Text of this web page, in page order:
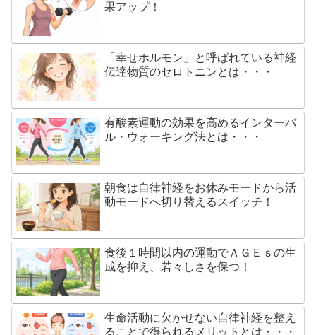
果アップ！
「幸せホルモン」と呼ばれている神経
伝達物質のセロトニンとは・・・
有酸素運動の効果を高めるインターバ
ル・ウォーキング法とは・・・
朝食は自律神経をお休みモードから活
動モードへ切り替えるスイッチ！
食後１時間以内の運動でＡＧＥｓの生
成を抑え、若々しさを保つ！
生命活動に欠かせない自律神経を整え
ることで得られるメリットとは・・・